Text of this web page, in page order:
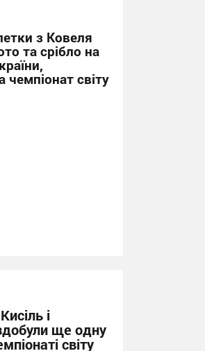
з Ковеля
та срібло на
світу
і
ще одну
світу